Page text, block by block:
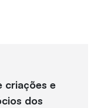
criações e
dos